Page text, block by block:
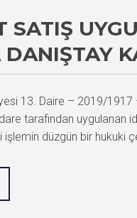
SATIŞ
13. Daire – 2019/
tarafından uygulanan
işlemin düzgün bir hukuki